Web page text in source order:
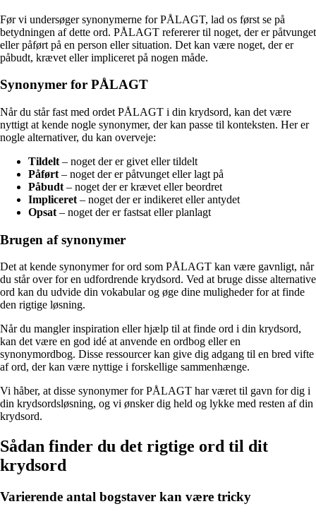
Før vi undersøger synonymerne for PÅLAGT, lad os først se på
betydningen af dette ord. PÅLAGT refererer til noget, der er påtvunget
eller påført på en person eller situation. Det kan være noget, der er
påbudt, krævet eller impliceret på nogen måde.
Synonymer for PÅLAGT
Når du står fast med ordet PÅLAGT i din krydsord, kan det være
nyttigt at kende nogle synonymer, der kan passe til konteksten. Her er
nogle alternativer, du kan overveje:
Tildelt – noget der er givet eller tildelt
Påført – noget der er påtvunget eller lagt på
Påbudt – noget der er krævet eller beordret
Impliceret – noget der er indikeret eller antydet
Opsat – noget der er fastsat eller planlagt
Brugen af synonymer
Det at kende synonymer for ord som PÅLAGT kan være gavnligt, når
du står over for en udfordrende krydsord. Ved at bruge disse alternative
ord kan du udvide din vokabular og øge dine muligheder for at finde
den rigtige løsning.
Når du mangler inspiration eller hjælp til at finde ord i din krydsord,
kan det være en god idé at anvende en ordbog eller en
synonymordbog. Disse ressourcer kan give dig adgang til en bred vifte
af ord, der kan være nyttige i forskellige sammenhænge.
Vi håber, at disse synonymer for PÅLAGT har været til gavn for dig i
din krydsordsløsning, og vi ønsker dig held og lykke med resten af din
krydsord.
Sådan finder du det rigtige ord til dit
krydsord
Varierende antal bogstaver kan være tricky